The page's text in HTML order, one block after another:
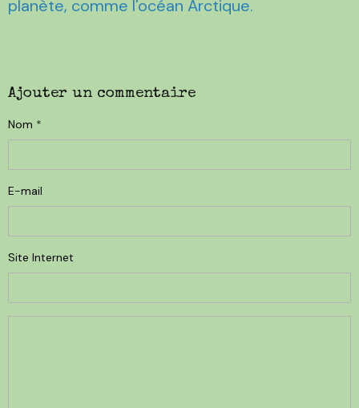
planète, comme l'océan Arctique.
Ajouter un commentaire
Nom
E-mail
Site Internet